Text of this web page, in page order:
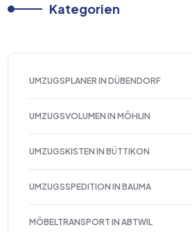
Kategorien
UMZUGSPLANER IN DÜBENDORF
UMZUGSVOLUMEN IN MÖHLIN
UMZUGSKISTEN IN BÜTTIKON
UMZUGSSPEDITION IN BAUMA
MÖBELTRANSPORT IN ABTWIL